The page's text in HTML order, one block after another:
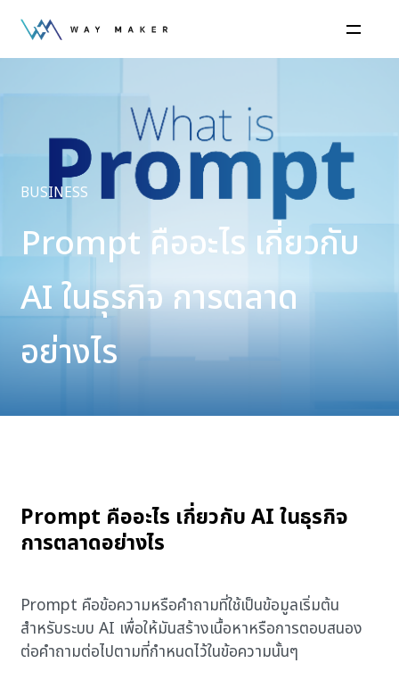
BUSINESS
Prompt คืออะไร เกี่ยวกับ
AI ในธุรกิจ การตลาด
อย่างไร
Prompt คืออะไร เกี่ยวกับ AI ในธุรกิจ
การตลาดอย่างไร
Prompt คือข้อความหรือคำถามที่ใช้เป็นข้อมูลเริ่มต้น
สำหรับระบบ AI เพื่อให้มันสร้างเนื้อหาหรือการตอบสนอง
ต่อคำถามต่อไปตามที่กำหนดไว้ในข้อความนั้นๆ